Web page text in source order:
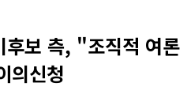
후보 측, "조직적 여론
의신청